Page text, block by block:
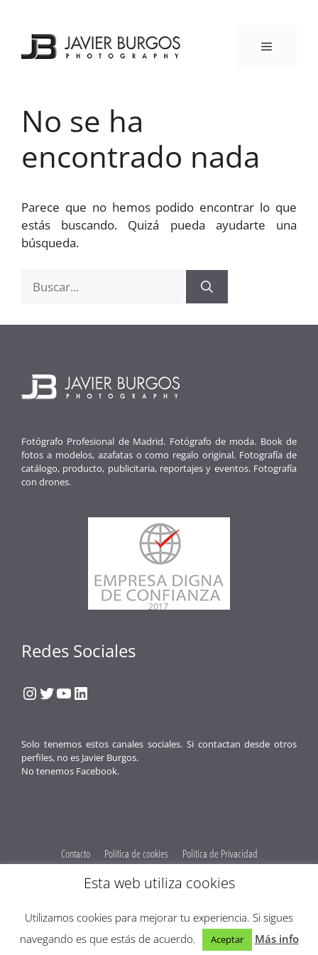
contenido
MENÚ
No se ha
encontrado nada
Parece que no hemos podido encontrar lo que
estás buscando. Quizá pueda ayudarte una
búsqueda.
Fotógrafo Profesional de Madrid. Fotógrafo de moda. Book de
fotos a modelos, azafatas o como regalo original. Fotografía de
catálogo, producto, publicitaria, reportajes y eventos. Fotografía
con drones.
Redes Sociales
Instagram
Twitter
YouTube
LinkedIn
Solo tenemos estos canales sociales. Si contactan desde otros
perfiles, no es Javier Burgos.
No tenemos Facebook.
Contacto Política de cookies
Política de Privacidad
Obenus Servicios Digitales
Esta web utiliza cookies
Utilizamos cookies para mejorar tu experiencia. Si sigues
navegando es que estás de acuerdo.
Aceptar Más info
Optimized by Seraphinite Accelerator
Turns on site high speed to be attractive for people and search engines.